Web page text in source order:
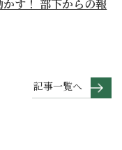
かす！ 部下からの報
記事一覧へ